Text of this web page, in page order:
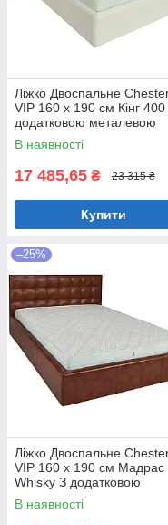
Ліжко Двоспальне
VIP 160 х 190 см Кінг
додатковою металевою
цільнозварною рамою C1
Білий
В наявності
17 485,65 ₴ 23 315 ₴
Купити
–25%
Ліжко Двоспальне
VIP 160 х 190 см Мадрас
Whisky З додатковою
металевою цільнозварною
рамою Коричневий
В наявності